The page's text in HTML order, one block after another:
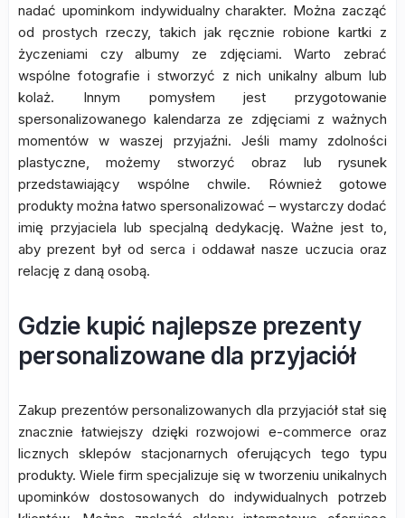
nadać upominkom indywidualny charakter. Można zacząć
od prostych rzeczy, takich jak ręcznie robione kartki z
życzeniami czy albumy ze zdjęciami. Warto zebrać
wspólne fotografie i stworzyć z nich unikalny album lub
kolaż. Innym pomysłem jest przygotowanie
spersonalizowanego kalendarza ze zdjęciami z ważnych
momentów w waszej przyjaźni. Jeśli mamy zdolności
plastyczne, możemy stworzyć obraz lub rysunek
przedstawiający wspólne chwile. Również gotowe
produkty można łatwo spersonalizować – wystarczy dodać
imię przyjaciela lub specjalną dedykację. Ważne jest to,
aby prezent był od serca i oddawał nasze uczucia oraz
relację z daną osobą.
Gdzie kupić najlepsze prezenty
personalizowane dla przyjaciół
Zakup prezentów personalizowanych dla przyjaciół stał się
znacznie łatwiejszy dzięki rozwojowi e-commerce oraz
licznych sklepów stacjonarnych oferujących tego typu
produkty. Wiele firm specjalizuje się w tworzeniu unikalnych
upominków dostosowanych do indywidualnych potrzeb